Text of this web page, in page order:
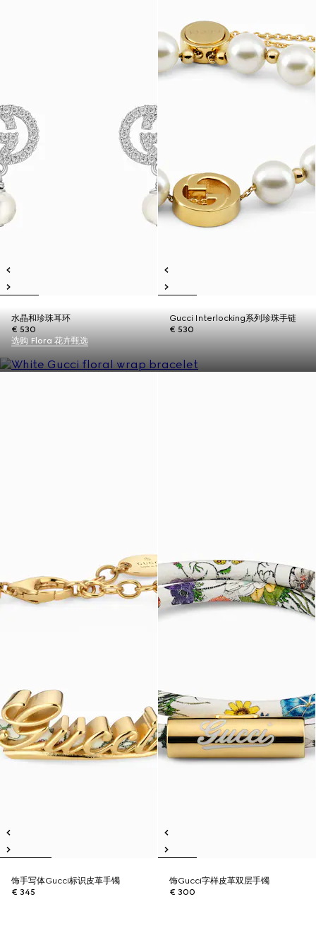
水晶和珍珠耳环
€ 530
Gucci Interlocking系列珍珠手链
€ 530
选购 Flora 花卉甄选
饰手写体Gucci标识皮革手镯
€ 345
饰Gucci字样皮革双层手镯
€ 300